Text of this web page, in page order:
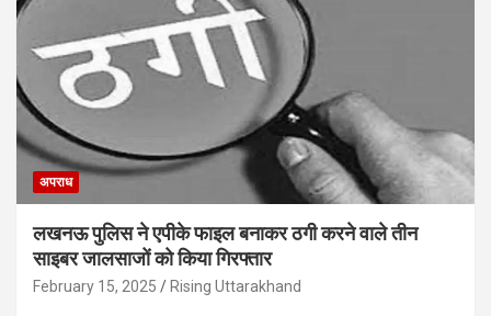
अपराध
लखनऊ पुलिस ने एपीके फाइल बनाकर ठगी करने वाले तीन
साइबर जालसाजों को किया गिरफ्तार
February 15, 2025 Rising Uttarakhand